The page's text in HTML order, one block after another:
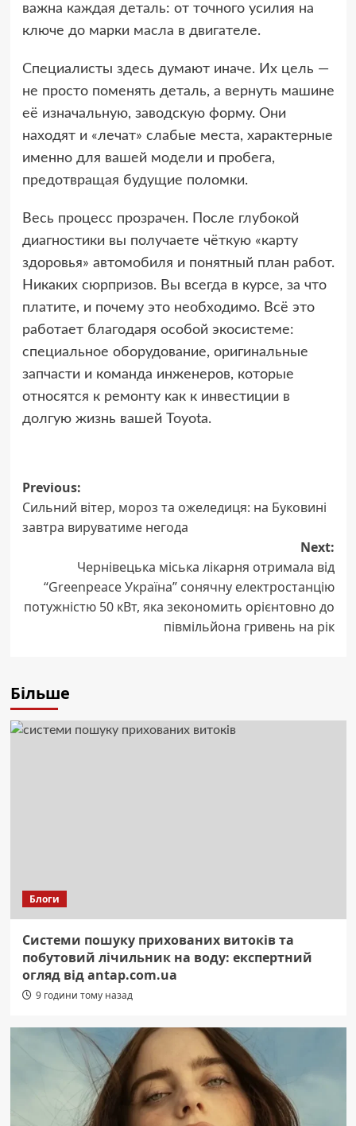
важна каждая деталь: от точного усилия на
ключе до марки масла в двигателе.
Специалисты здесь думают иначе. Их цель —
не просто поменять деталь, а вернуть машине
её изначальную, заводскую форму. Они
находят и «лечат» слабые места, характерные
именно для вашей модели и пробега,
предотвращая будущие поломки.
Весь процесс прозрачен. После глубокой
диагностики вы получаете чёткую «карту
здоровья» автомобиля и понятный план работ.
Никаких сюрпризов. Вы всегда в курсе, за что
платите, и почему это необходимо. Всё это
работает благодаря особой экосистеме:
специальное оборудование, оригинальные
запчасти и команда инженеров, которые
относятся к ремонту как к инвестиции в
долгую жизнь вашей Toyota.
Post
navigation
Previous:
Сильний вітер, мороз та ожеледиця: на Буковині
завтра вируватиме негода
Next:
Чернівецька міська лікарня отримала від
“Greenpeace Україна” сонячну електростанцію
потужністю 50 кВт, яка зекономить орієнтовно до
півмільйона гривень на рік
Більше
Блоги
Системи пошуку прихованих витоків та
побутовий лічильник на воду: експертний
огляд від antap.com.ua
9 години тому назад